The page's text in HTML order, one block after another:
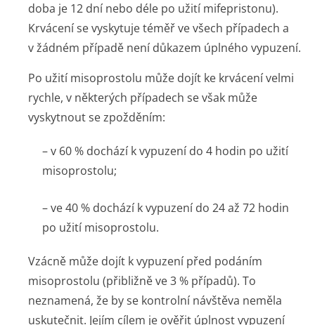
doba je 12 dní nebo déle po užití mifepristonu).
Krvácení se vyskytuje téměř ve všech případech a
v žádném případě není důkazem úplného vypuzení.
Po užití misoprostolu může dojít ke krvácení velmi
rychle, v některých případech se však může
vyskytnout se zpožděním:
– v 60 % dochází k vypuzení do 4 hodin po užití
misoprostolu;
– ve 40 % dochází k vypuzení do 24 až 72 hodin
po užití misoprostolu.
Vzácně může dojít k vypuzení před podáním
misoprostolu (přibližně ve 3 % případů). To
neznamená, že by se kontrolní návštěva neměla
uskutečnit. Jejím cílem je ověřit úplnost vypuzení